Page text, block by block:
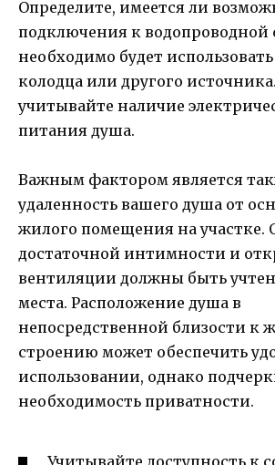
Определите, имеется ли
подключения к водопроводной
необходимо будет использовать
колодца или другого
учитывайте наличие
питания душа.
Важным фактором является
удаленность вашего душа от
жилого помещения на участке.
достаточной интимности и
вентиляции должны быть
места. Расположение душа в
непосредственной близости к
строению может обеспечить
использовании, однако
необходимость приватности.
Учитывайте доступность к